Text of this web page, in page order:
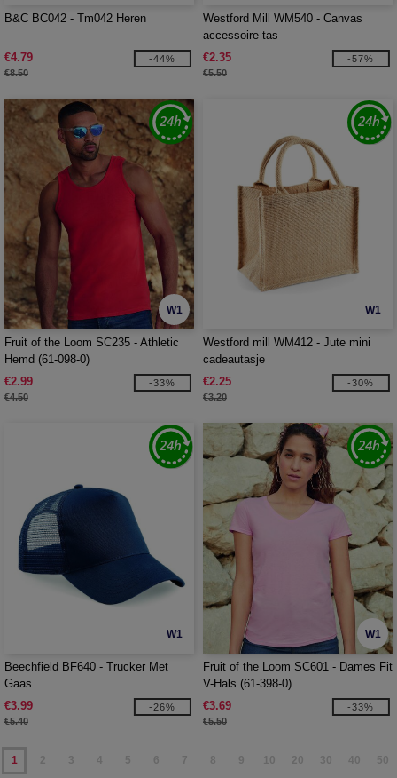
B&C BC042 - Tm042 Heren
€4.79
€8.50
-44%
Westford Mill WM540 - Canvas
accessoire tas
€2.35
€5.50
-57%
W1
Fruit of the Loom SC235 - Athletic
Hemd (61-098-0)
€2.99
€4.50
-33%
W1
Westford mill WM412 - Jute mini
cadeautasje
€2.25
€3.20
-30%
W1
Beechfield BF640 - Trucker Met
Gaas
€3.99
€5.40
-26%
W1
Fruit of the Loom SC601 - Dames Fit
V-Hals (61-398-0)
€3.69
€5.50
-33%
1 2 3 4 5 6 7 8 9 10 20 30 40
50